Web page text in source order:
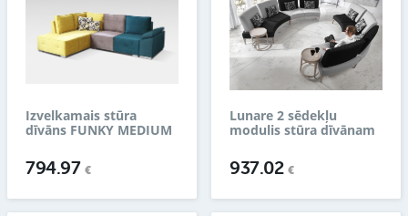
Izvelkamais stūra
dīvāns FUNKY MEDIUM
794.97€
Lunare 2 sēdekļu
modulis stūra dīvānam
937.02€